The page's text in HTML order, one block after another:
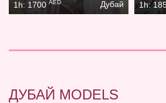
1h: 1700 AED Дубай 1h:
ДУБАЙ MODELS